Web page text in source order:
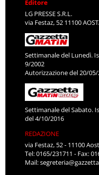
Editore
LG PRESSE S.R.L.
via Festaz, 52 11100
Settimanale del Lunedì.
9/2002
Autorizzazione del 20/05/
Settimanale del Sabato.
del 4/10/2016
REDAZIONE
via Festaz, 52 - 11100
Tel: 0165/231711 - Fax:
Mail: